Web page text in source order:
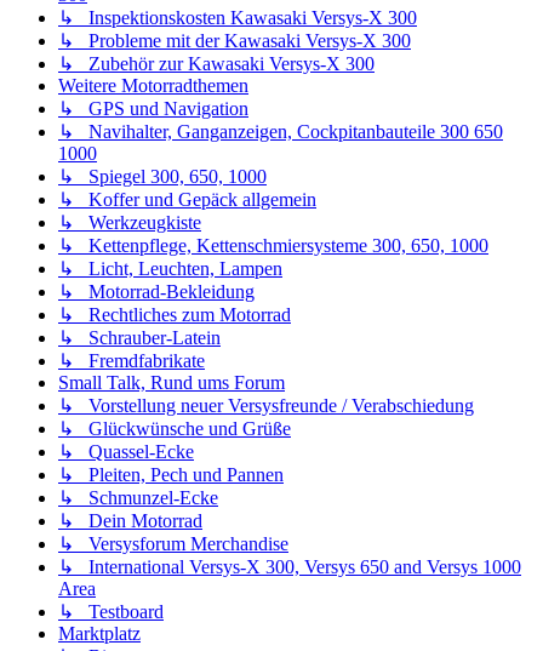
Startseite Foren-Übersicht
Alle Zeiten sindUTC+02:00
Alle Cookies löschen
Datenschutzrichtlinie
Impressum
Style developer by
Forum Software © phpBB Limited
Deutsche Übersetzung durchphpBB.de